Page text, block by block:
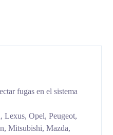
fugas en el sistema
Lexus, Opel, Peugeot,
Mitsubishi, Mazda,